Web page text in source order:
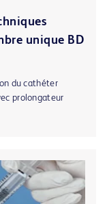
unique BD
du cathéter
prolongateur